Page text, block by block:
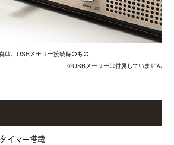
は、USBメモリー接続時のもの
※USBメモリーは付属していません
イマー搭載